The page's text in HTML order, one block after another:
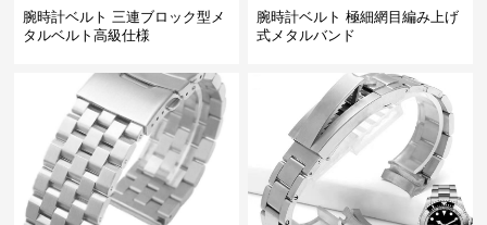
腕時計ベルト 三連ブロック型メ
タルベルト高級仕様
腕時計ベルト 極細網目編み上げ
式メタルバンド